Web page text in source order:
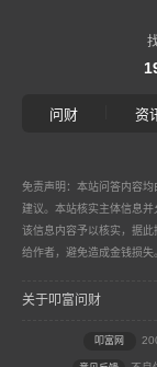
问财 资
免责声明：本站问答内容
建议。本站核实主体信息
该信息内容予以核实，据
给作者，避免造成金钱损失
关于叩富问财
叩富网